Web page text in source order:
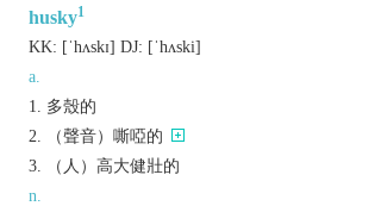
husky1
KK: [ˈhʌskɪ] DJ: [ˈhʌski]
a.
多殼的
（聲音）嘶啞的
（人）高大健壯的
n.